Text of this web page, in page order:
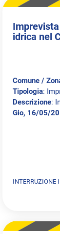
idrica nel
Comune /
Tipologia:
Descrizione:
Gio, 16/05/
INTERRUZIONE